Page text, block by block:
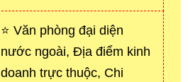
⭐ Văn phòng đại diện
nước ngoài, Địa điểm kinh
doanh trực thuộc, Chi